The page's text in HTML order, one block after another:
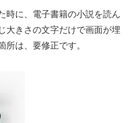
時に、電子書籍の小説を読ん
大きさの文字だけで画面が埋
所は、要修正です。